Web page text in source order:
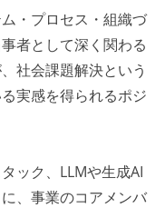
・プロセス・組織づ
者として深く関わる
社会課題解決という
実感を得られるポジ
ック、LLMや生成AI
、事業のコアメンバ